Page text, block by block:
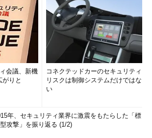
会議、新機
りと
コネクテッドカーのセキュリティ
リスクは制御システムだけではな
い
年、セキュリティ業界に激震をもたらした「標
攻撃」を振り返る (1/2)